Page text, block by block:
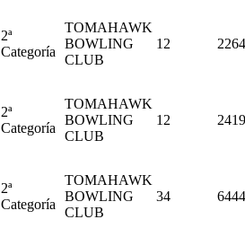
2ª
Categoría
TOMAHAWK
BOWLING
CLUB
12 2264
2ª
Categoría
TOMAHAWK
BOWLING
CLUB
12 2419
2ª
Categoría
TOMAHAWK
BOWLING
CLUB
34 6444